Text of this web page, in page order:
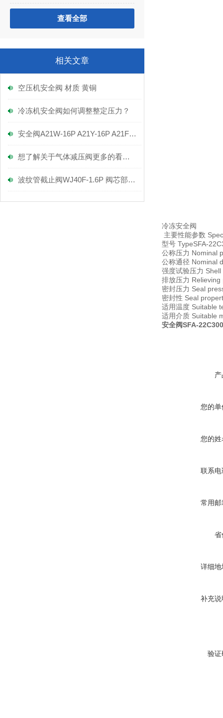
查看全部
相关文章
空压机安全阀 材质 黄铜
冷冻机安全阀如何调整整定压力？
安全阀A21W-16P A21Y-16P A21F-16P
想了解关于气体减压阀更多的看这里
波纹管截止阀WJ40F-1.6P 阀芯部件解剖图-上海富功阀门
冷冻安全阀
主要性能参数
型号 TypeSFA-
公称压力 Nominal
公称通径 Nominal
强度试验压力
排放压力 Relieving
密封压力 Seal
密封性 Seal
适用温度 Suitable
适用介质 Suitable
安全阀SFA-
您的单
您的姓
联系电
常用邮
省
详细地
补充说
验证